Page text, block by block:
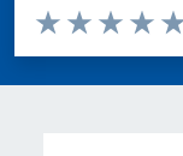
Valuta da 1 a 5 stelle
Valuta 3
Valuta 2
Valuta 1 stelle su